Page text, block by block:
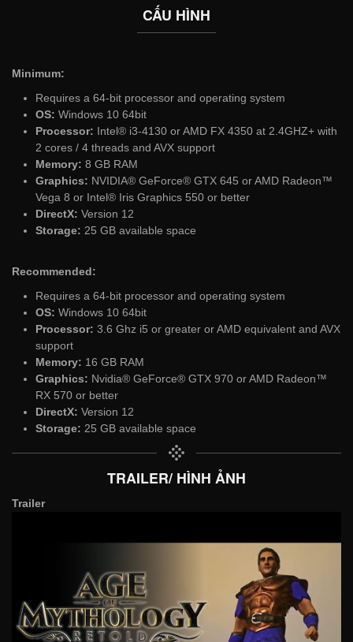
CẤU HÌNH
Minimum:
Requires a 64-bit processor and operating system
OS: Windows 10 64bit
Processor: Intel® i3-4130 or AMD FX 4350 at 2.4GHZ+ with
2 cores / 4 threads and AVX support
Memory: 8 GB RAM
Graphics: NVIDIA® GeForce® GTX 645 or AMD Radeon™
Vega 8 or Intel® Iris Graphics 550 or better
DirectX: Version 12
Storage: 25 GB available space
Recommended:
Requires a 64-bit processor and operating system
OS: Windows 10 64bit
Processor: 3.6 Ghz i5 or greater or AMD equivalent and AVX
support
Memory: 16 GB RAM
Graphics: Nvidia® GeForce® GTX 970 or AMD Radeon™
RX 570 or better
DirectX: Version 12
Storage: 25 GB available space
TRAILER/ HÌNH ẢNH
Trailer